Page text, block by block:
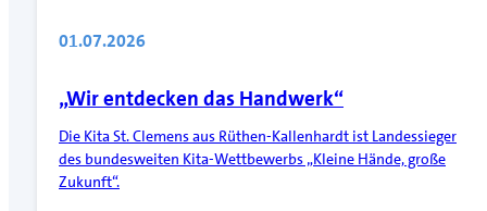
01.07.2026
„Wir entdecken das Handwerk“
Die Kita St. Clemens aus Rüthen-Kallenhardt ist Landessieger
des bundesweiten Kita-Wettbewerbs „Kleine Hände, große
Zukunft“.